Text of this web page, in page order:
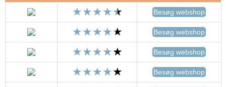
Besøg webshop
Besøg webshop
Besøg webshop
Besøg webshop